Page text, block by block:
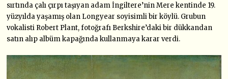
sırtında çalı çırpı taşıyan adam İngiltere’nin Mere kentinde 19.
yüzyılda yaşamış olan Longyear soyisimli bir köylü. Grubun
vokalisti Robert Plant, fotoğrafı Berkshire’daki bir dükkandan
satın alıp albüm kapağında kullanmaya karar verdi.